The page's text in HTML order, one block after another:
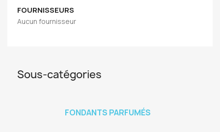
FOURNISSEURS
Aucun fournisseur
Sous-catégories
FONDANTS PARFUMÉS